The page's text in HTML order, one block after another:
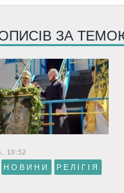
ЗА
10:52
НОВИНИ РЕЛІГІЯ